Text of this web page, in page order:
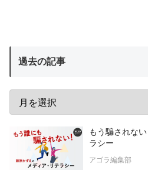
過去の記事
もう騙されな
ラシー
アゴラ編集部